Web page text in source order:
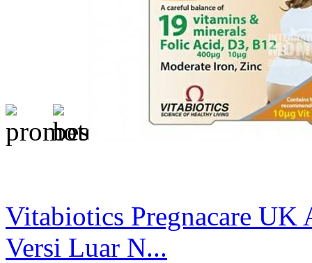
Vitabiotics Pregnacare
Versi Luar N...